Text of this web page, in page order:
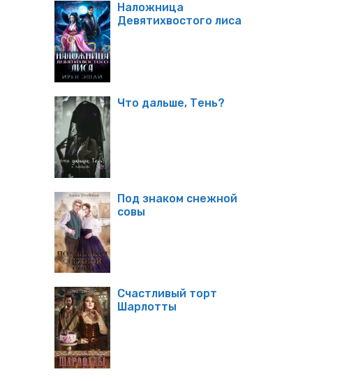
Наложница
Девятихвостого лиса
Что дальше, Тень?
Под знаком снежной
совы
Счастливый торт
Шарлотты